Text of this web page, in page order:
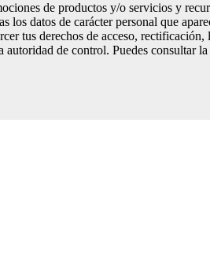
de productos y/o servicios y
los datos de carácter personal que
tus derechos de acceso,
autoridad de control. Puedes consultar